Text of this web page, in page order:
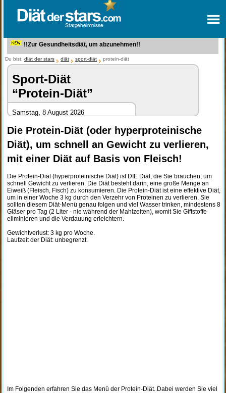
!!Zur Gesundheitsdiät, um abzunehmen!!
Du bist: diät der stars diät sport-diät protein-diät
Sport-Diät
“Protein-Diät”
Samstag, 8 August 2026
Die Protein-Diät (oder hyperproteinische
Diät), um schnell an Gewicht zu verlieren,
mit einer Diät auf Basis von Fleisch!
Die Protein-Diät (hyperproteinische Diät) ist DIE Diät, die Sie brauchen, um
schnell Gewicht zu verlieren. Die Diät besteht darin, eine große Menge an
Eiweiß (Fleisch, Fisch) zu konsumieren. Die Protein-Diät ist eine effektive Diät,
um in einer Woche 3 kg durch den Verzehr von Proteinen zu verlieren. Sie
sollten diesem Diät-Menü genau folgen und viel Wasser trinken, mindestens 8
Gläser pro Tag (2 Liter - nie während der Mahlzeiten), womit Sie Giftstoffe
eliminieren und die Verdauung erleichtern.
Gewichtverlust: 3 kg pro Woche.
Laufzeit der Diät: unbegrenzt.
Im Folgenden erfahren Sie das Menü der Protein-Diät. Dabei werden Sie viel